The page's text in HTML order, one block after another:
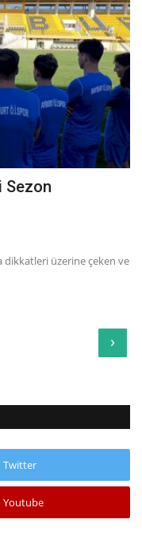
Sezon
dikkatleri üzerine çeken ve
›
Twitter
Youtube